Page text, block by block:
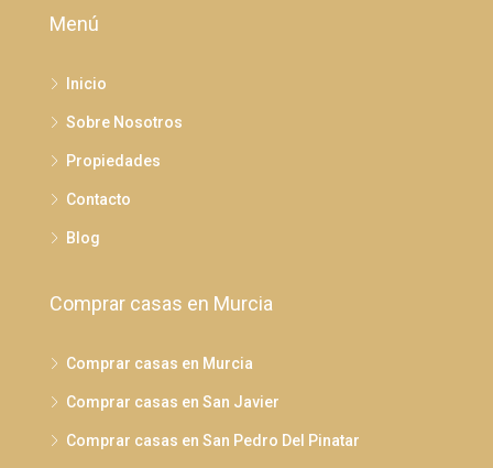
Menú
Inicio
Sobre Nosotros
Propiedades
Contacto
Blog
Comprar casas en Murcia
Comprar casas en Murcia
Comprar casas en San Javier
Comprar casas en San Pedro Del Pinatar